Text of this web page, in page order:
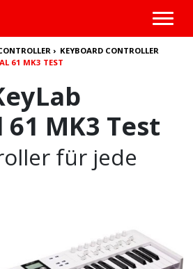
› KEYBOARD CONTROLLER
61 MK3 TEST
MK3 Test
für jede